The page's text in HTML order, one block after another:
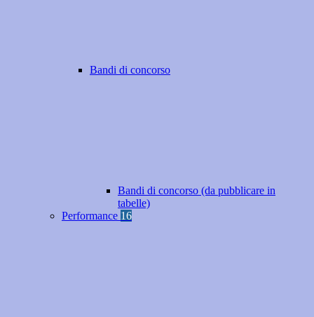
Bandi di concorso
Bandi di concorso (da pubblicare in
tabelle)
Performance 16